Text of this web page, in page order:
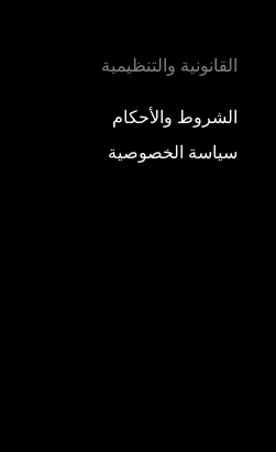
القانونية والتنظيمية
الشروط والأحكام
سياسة الخصوصية